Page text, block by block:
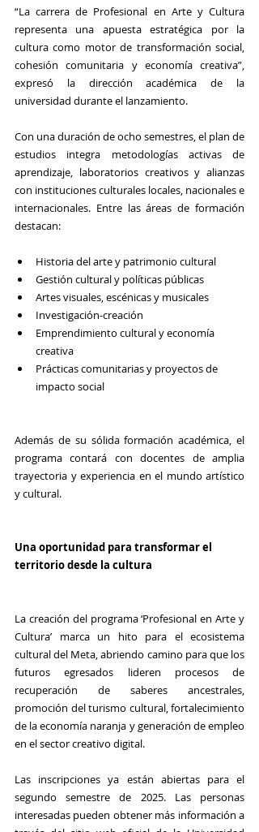
“La carrera de Profesional en Arte y Cultura
representa una apuesta estratégica por la
cultura como motor de transformación social,
cohesión comunitaria y economía creativa”,
expresó la dirección académica de la
universidad durante el lanzamiento.
Con una duración de ocho semestres, el plan de
estudios integra metodologías activas de
aprendizaje, laboratorios creativos y alianzas
con instituciones culturales locales, nacionales e
internacionales. Entre las áreas de formación
destacan:
Historia del arte y patrimonio cultural
Gestión cultural y políticas públicas
Artes visuales, escénicas y musicales
Investigación-creación
Emprendimiento cultural y economía
creativa
Prácticas comunitarias y proyectos de
impacto social
Además de su sólida formación académica, el
programa contará con docentes de amplia
trayectoria y experiencia en el mundo artístico
y cultural.
Una oportunidad para transformar el
territorio desde la cultura
La creación del programa ‘Profesional en Arte y
Cultura’ marca un hito para el ecosistema
cultural del Meta, abriendo camino para que los
futuros egresados lideren procesos de
recuperación de saberes ancestrales,
promoción del turismo cultural, fortalecimiento
de la economía naranja y generación de empleo
en el sector creativo digital.
Las inscripciones ya están abiertas para el
segundo semestre de 2025. Las personas
interesadas pueden obtener más información a